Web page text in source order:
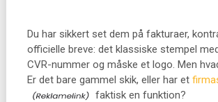
Du har sikkert set dem på fakturaer,
officielle breve: det klassiske stempel
CVR-nummer og måske et logo. Men
Er det bare gammel skik, eller har et
faktisk en funktion?